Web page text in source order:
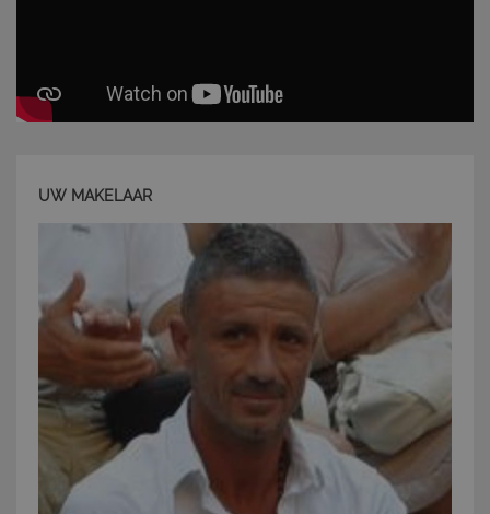
UW MAKELAAR